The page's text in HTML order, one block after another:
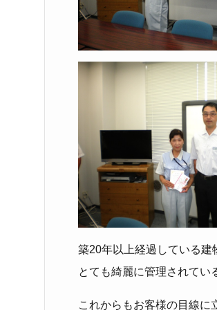
築20年以上経過している建
とても綺麗に管理されてい
これからもお客様の目線に